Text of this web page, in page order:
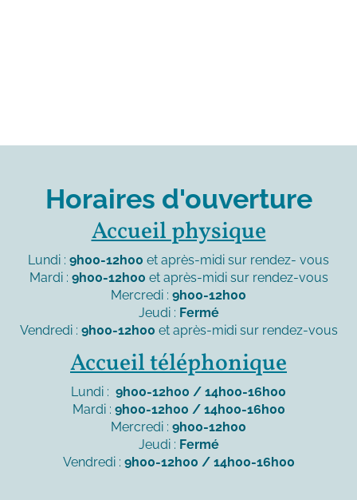
Horaires d'ouverture
Accueil physique
Lundi : 9h00-12h00 et après-midi sur rendez- vous
Mardi : 9h00-12h00 et après-midi sur rendez-vous
Mercredi : 9h00-12h00
Jeudi : Fermé
Vendredi : 9h00-12h00 et après-midi sur rendez-vous
Accueil téléphonique
Lundi : 9h00-12h00 / 14h00-16h00
Mardi : 9h00-12h00 / 14h00-16h00
Mercredi : 9h00-12h00
Jeudi : Fermé
Vendredi : 9h00-12h00 / 14h00-16h00